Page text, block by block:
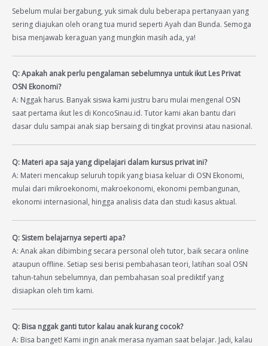
Sebelum mulai bergabung, yuk simak dulu beberapa pertanyaan yang
sering diajukan oleh orang tua murid seperti Ayah dan Bunda. Semoga
bisa menjawab keraguan yang mungkin masih ada, ya!
Q: Apakah anak perlu pengalaman sebelumnya untuk ikut Les Privat
OSN Ekonomi?
A: Nggak harus. Banyak siswa kami justru baru mulai mengenal OSN
saat pertama ikut les di KoncoSinau.id. Tutor kami akan bantu dari
dasar dulu sampai anak siap bersaing di tingkat provinsi atau nasional.
Q: Materi apa saja yang dipelajari dalam kursus privat ini?
A: Materi mencakup seluruh topik yang biasa keluar di OSN Ekonomi,
mulai dari mikroekonomi, makroekonomi, ekonomi pembangunan,
ekonomi internasional, hingga analisis data dan studi kasus aktual.
Q: Sistem belajarnya seperti apa?
A: Anak akan dibimbing secara personal oleh tutor, baik secara online
ataupun offline. Setiap sesi berisi pembahasan teori, latihan soal OSN
tahun-tahun sebelumnya, dan pembahasan soal prediktif yang
disiapkan oleh tim kami.
Q: Bisa nggak ganti tutor kalau anak kurang cocok?
A: Bisa banget! Kami ingin anak merasa nyaman saat belajar. Jadi, kalau